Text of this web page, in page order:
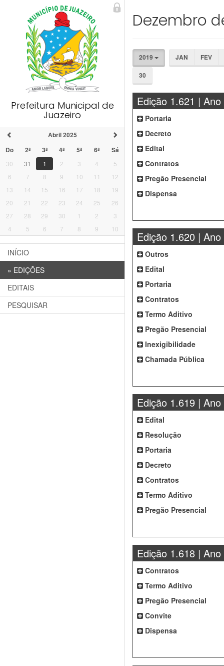
Prefeitura Municipal de
Juazeiro
Abril 2025
Do
2ª 3ª 4ª 5ª 6ª Sá
30 31 1 2 3 4
5
6
7 8 9 10 11
12
13
14 15 16 17 18
19
20
21 22 23 24 25
26
27
28 29 30 1 2
3
4
5 6 7 8 9 10
INÍCIO
» EDIÇÕES
EDITAIS
PESQUISAR
Dezembro
2019 JAN
FEV
30
Edição 1.621 | Ano
Portaria
Decreto
Edital
Contratos
Pregão Presencial
Dispensa
Edição 1.620 | Ano
Outros
Edital
Portaria
Contratos
Termo Aditivo
Pregão Presencial
Inexigibilidade
Chamada Pública
Edição 1.619 | Ano
Edital
Resolução
Portaria
Decreto
Contratos
Termo Aditivo
Pregão Presencial
Edição 1.618 | Ano
Contratos
Termo Aditivo
Pregão Presencial
Convite
Dispensa